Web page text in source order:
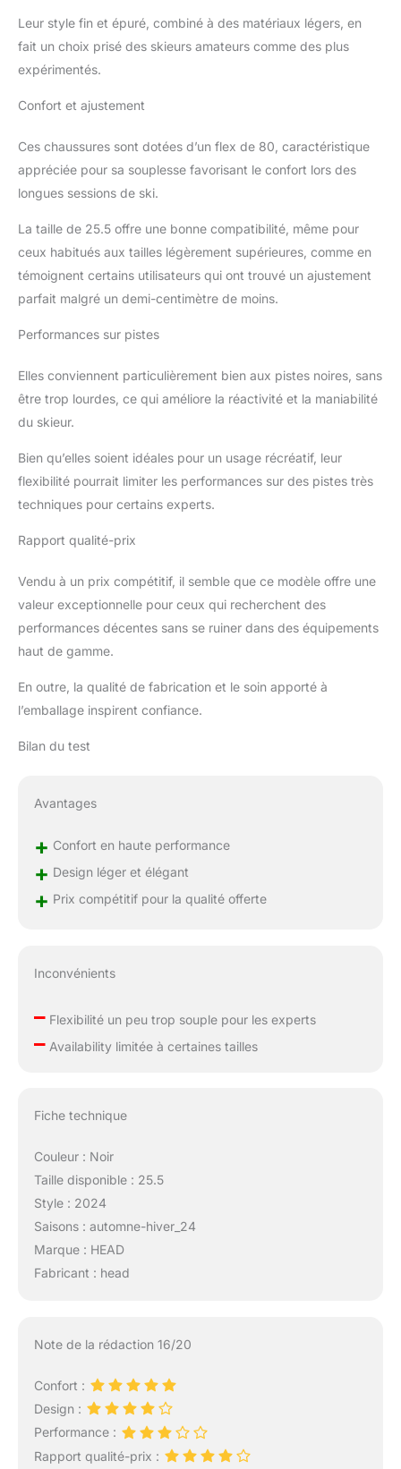
Leur style fin et épuré, combiné à des matériaux légers, en
fait un choix prisé des skieurs amateurs comme des plus
expérimentés.
Confort et ajustement
Ces chaussures sont dotées d’un flex de 80, caractéristique
appréciée pour sa souplesse favorisant le confort lors des
longues sessions de ski.
La taille de 25.5 offre une bonne compatibilité, même pour
ceux habitués aux tailles légèrement supérieures, comme en
témoignent certains utilisateurs qui ont trouvé un ajustement
parfait malgré un demi-centimètre de moins.
Performances sur pistes
Elles conviennent particulièrement bien aux pistes noires, sans
être trop lourdes, ce qui améliore la réactivité et la maniabilité
du skieur.
Bien qu’elles soient idéales pour un usage récréatif, leur
flexibilité pourrait limiter les performances sur des pistes très
techniques pour certains experts.
Rapport qualité-prix
Vendu à un prix compétitif, il semble que ce modèle offre une
valeur exceptionnelle pour ceux qui recherchent des
performances décentes sans se ruiner dans des équipements
haut de gamme.
En outre, la qualité de fabrication et le soin apporté à
l’emballage inspirent confiance.
Bilan du test
Avantages
+ Confort en haute performance
+ Design léger et élégant
+ Prix compétitif pour la qualité offerte
Inconvénients
–Flexibilité un peu trop souple pour les experts
–Availability limitée à certaines tailles
Fiche technique
Couleur : Noir
Taille disponible : 25.5
Style : 2024
Saisons : automne-hiver_24
Marque : HEAD
Fabricant : head
Note de la rédaction 16/20
Confort :
Design :
Performance :
Rapport qualité-prix :